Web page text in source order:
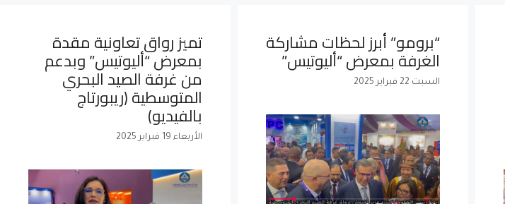
“برومو” أبرز لحظات مشاركة
الغرفة بمعرض “أليوتيس”
السبت 22 فبراير 2025
تميز رواق تعاونية مقدة
بمعرض “أليوتيس” وبدعم
من غرفة الصيد البحري
المتوسطية (ريبورتاج
بالفيديو)
الأربعاء 19 فبراير 2025